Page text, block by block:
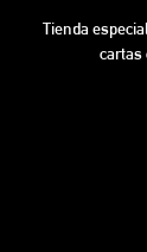
Tienda
cartas